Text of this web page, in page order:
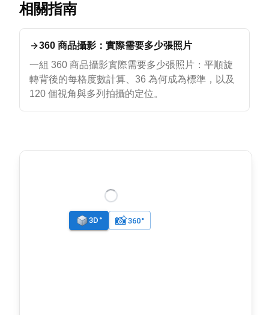
相關指南
360 商品攝影：實際需要多少張照片
一組 360 商品攝影實際需要多少張照片：平順旋
轉背後的每格度數計算、36 為何成為標準，以及
120 個視角與多列拍攝的定位。